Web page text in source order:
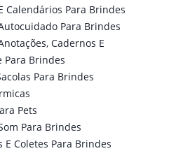
Calendários Para Brindes
Para Brindes
Cadernos E
Para Brindes
Para Brindes
Pets
Para Brindes
E Coletes Para Brindes